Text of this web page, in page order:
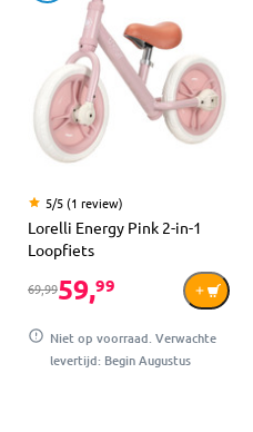
5/5 (1 review)
Lorelli Energy Pink 2-in-1
Loopfiets
69,9959,99
Niet op voorraad. Verwachte
levertijd: Begin Augustus